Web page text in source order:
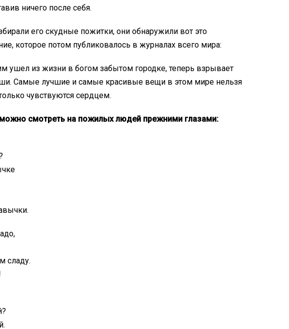
ничего после себя.
его скудные пожитки, они обнаружили вот это
которое потом публиковалось в журналах всего мира:
ушел из жизни в богом забытом городке, теперь взрывает
Самые лучшие и самые красивые вещи в этом мире нельзя
чувствуются сердцем.
смотреть на пожилых людей прежними глазами:
сладу.